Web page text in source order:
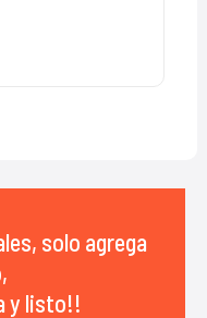
solo agrega
y listo!!